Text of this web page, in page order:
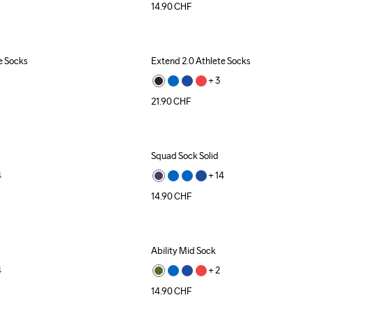
14.90CHF
Socks
Extend 2.0 Athlete Socks
+ 3
21.90CHF
Squad Sock Solid
+ 14
14.90CHF
Ability Mid Sock
+ 2
14.90CHF